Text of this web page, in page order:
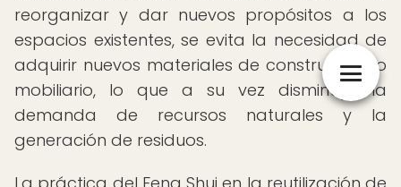
reorganizar y dar nuevos propósitos a los
espacios existentes, se evita la necesidad de
adquirir nuevos materiales de construcción o
mobiliario, lo que a su vez disminuye la
demanda de recursos naturales y la
generación de residuos.